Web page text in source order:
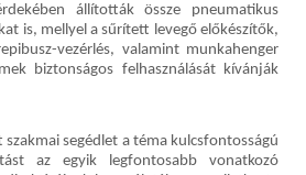
állították össze pneumatikus
is, mellyel a sűrített levegő előkészítők,
vezérlés, valamint munkahenger
biztonságos felhasználását kívánják
szakmai segédlet a téma kulcsfontosságú
az egyik legfontosabb vonatkozó